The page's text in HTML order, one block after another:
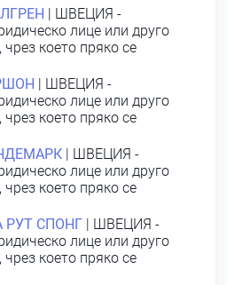
| ШВЕЦИЯ -
лице или друго
което пряко се
| ШВЕЦИЯ -
лице или друго
което пряко се
| ШВЕЦИЯ -
лице или друго
което пряко се
РУТ СПОНГ | ШВЕЦИЯ -
лице или друго
което пряко се